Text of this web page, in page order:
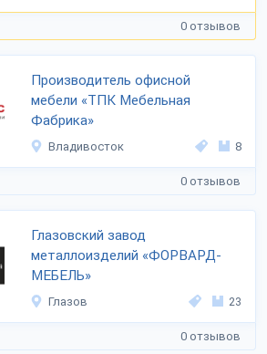
0 отзывов
Производитель офисной
мебели «ТПК Мебельная
Фабрика»
Владивосток 8
0 отзывов
Глазовский завод
металлоизделий «ФОРВАРД-
МЕБЕЛЬ»
Глазов 23
0 отзывов